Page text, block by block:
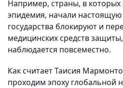
Например, страны, в которых
эпидемия, начали настоящую
государства блокируют и
медицинских средств
наблюдается повсеместно.
Как считает Таисия
проходим эпоху глобальной